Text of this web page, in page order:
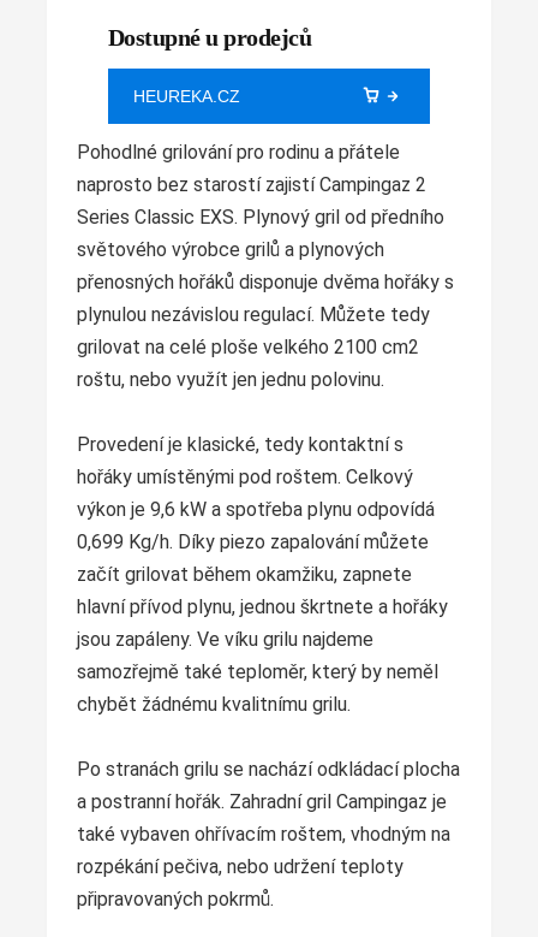
Dostupné u prodejců
HEUREKA.CZ
Pohodlné grilování pro rodinu a přátele
naprosto bez starostí zajistí Campingaz 2
Series Classic EXS. Plynový gril od předního
světového výrobce grilů a plynových
přenosných hořáků disponuje dvěma hořáky s
plynulou nezávislou regulací. Můžete tedy
grilovat na celé ploše velkého 2100 cm2
roštu, nebo využít jen jednu polovinu.
Provedení je klasické, tedy kontaktní s
hořáky umístěnými pod roštem. Celkový
výkon je 9,6 kW a spotřeba plynu odpovídá
0,699 Kg/h. Díky piezo zapalování můžete
začít grilovat během okamžiku, zapnete
hlavní přívod plynu, jednou škrtnete a hořáky
jsou zapáleny. Ve víku grilu najdeme
samozřejmě také teploměr, který by neměl
chybět žádnému kvalitnímu grilu.
Po stranách grilu se nachází odkládací plocha
a postranní hořák. Zahradní gril Campingaz je
také vybaven ohřívacím roštem, vhodným na
rozpékání pečiva, nebo udržení teploty
připravovaných pokrmů.